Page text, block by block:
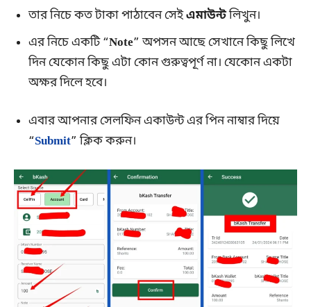
তার নিচে কত টাকা পাঠাবেন সেইএমাউন্টলিখুন।
এর নিচে একটি “Note” অপসন আছে সেখানে কিছু লিখে
দিন যেকোন কিছু এটা কোন গুরুত্বপূর্ণ না। যেকোন একটা
অক্ষর দিলে হবে।
এবার আপনার সেলফিন একাউন্ট এর পিন নাম্বার দিয়ে
“Submit” ক্লিক করুন।